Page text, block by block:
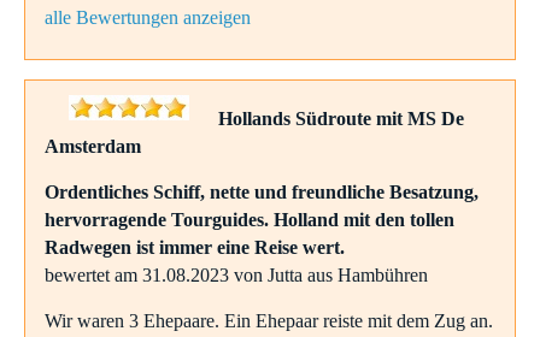
alle Bewertungen anzeigen
Hollands Südroute mit MS De
Amsterdam
Ordentliches Schiff, nette und freundliche Besatzung,
hervorragende Tourguides. Holland mit den tollen
Radwegen ist immer eine Reise wert.
bewertet am 31.08.2023 von Jutta aus Hambühren
Wir waren 3 Ehepaare. Ein Ehepaar reiste mit dem Zug an.